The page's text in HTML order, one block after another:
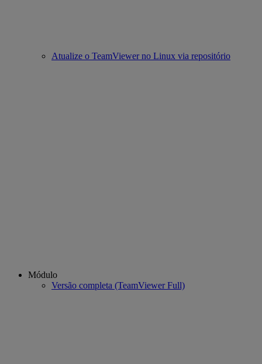
Atualize o TeamViewer no Linux via repositório
Módulo
Versão completa (TeamViewer Full)